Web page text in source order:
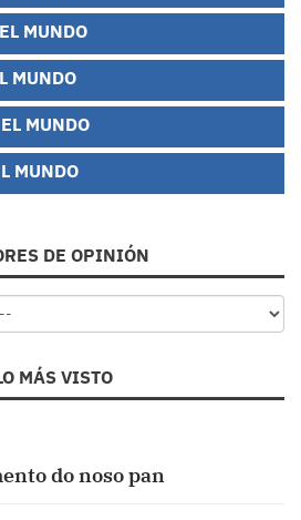
MUNDO
MUNDO
MUNDO
MUNDO
DE OPINIÓN
MÁS VISTO
do noso pan